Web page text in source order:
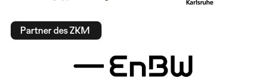
Partner des ZKM